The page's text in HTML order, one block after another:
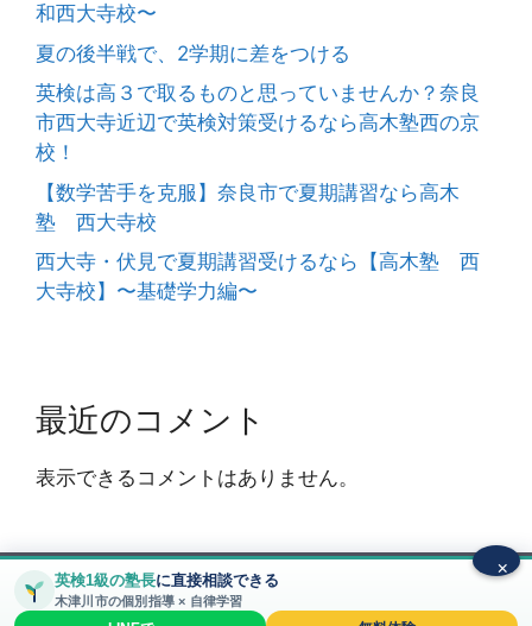
和西大寺校〜
夏の後半戦で、2学期に差をつける
英検は高３で取るものと思っていませんか？奈良
市西大寺近辺で英検対策受けるなら高木塾西の京
校！
【数学苦手を克服】奈良市で夏期講習なら高木
塾 西大寺校
西大寺・伏見で夏期講習受けるなら【高木塾 西
大寺校】〜基礎学力編〜
最近のコメント
表示できるコメントはありません。
© 2026 高木塾〜大和西大寺校～ 大和西大寺駅から徒歩
5分 圧倒的な質の個別指導塾• Built with
×
英検1級の塾長に直接相談できる
木津川市の個別指導 × 自律学習